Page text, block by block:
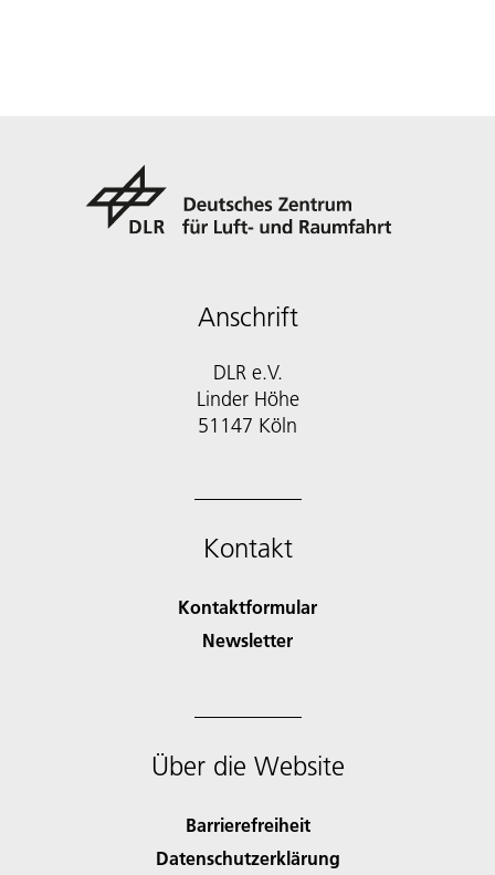
Anschrift
DLR e.V.
Linder Höhe
51147 Köln
Kontakt
Kontaktformular
Newsletter
Über die Website
Barrierefreiheit
Datenschutzerklärung